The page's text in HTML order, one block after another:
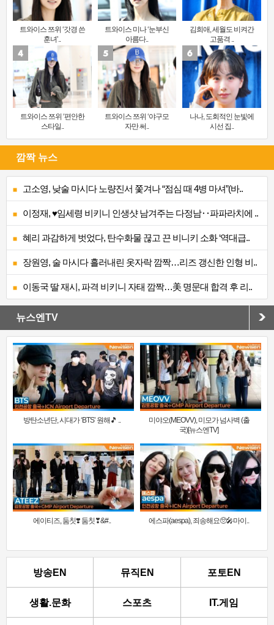
트와이스 쯔위 ‘갓경 쓴
훈녀’..
트와이스 미나 ‘눈부신
아름다..
김희애, 세월도 비켜간
고품격 ..
트와이스 쯔위 ‘편안한
스타일..
트와이스 쯔위 ‘야구모
자만 써..
나나, 도회적인 눈빛에
시선 집..
깜짝 뉴스
고소영, 낮술 마시다 노량진서 쫓겨나 “점심 때 4병 마셔”(바..
이정재, ♥임세령 비키니 인생샷 남겨주는 다정남‥파파라치에 ..
혜리 과감하게 벗었다, 탄수화물 끊고 끈 비니키 소화 ‘역대급..
장원영, 술 마시다 흘러내린 옷자락 깜짝…리즈 갱신한 인형 비..
이동국 딸 재시, 파격 비키니 자태 깜짝…美 명문대 합격 후 리..
뉴스엔TV
방탄소년단, 시대가 ‘BTS’ 원해🎵 ..
미야오(MEOVV), 미모가 넘사벽 (출
국)[뉴스엔TV]
에이티즈, 둠칫❣️ 둠칫❣&#.. 에스파(aespa), 죄송해요🥺🎤마이..
방송EN 뮤직EN 포토EN
생활.문화 스포츠 IT.게임